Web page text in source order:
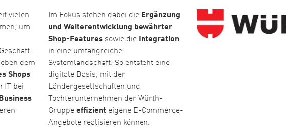
vielen
um
dem
Shops
IT bei
Im Fokus stehen dabei die Ergänzung
und Weiterentwicklung bewährter
Shop-Featuressowie die
Integration
in eine umfangreiche
Systemlandschaft. So entsteht eine
digitale Basis, mit der
Ländergesellschaften und
Tochterunternehmen der Würth-
Gruppe effizient eigene E-Commerce-
Angebote realisieren können.